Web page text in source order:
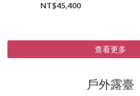
NT$45,400
查看更多
戶外露臺